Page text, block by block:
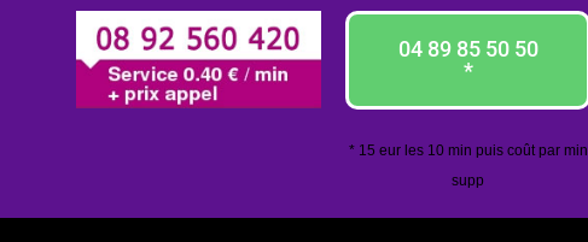
04 89 85 50 50
*
* 15 eur les 10 min puis coût par min
supp